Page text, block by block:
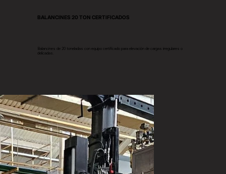
BALANCINES 20 TON CERTIFICADOS
Balancines de 20 toneladas con equipo certificado para elevación de cargas irregulares o
delicadas.